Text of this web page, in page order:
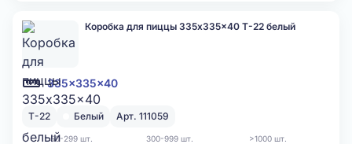
335x335x40
Коробка для пиццы 335x335x40 Т-22 белый
Т-22 Белый Арт. 111059
50-299 шт.
300-999 шт.
>1000 шт.